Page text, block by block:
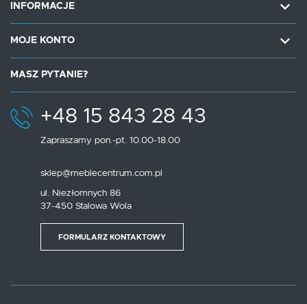
INFORMACJE
MOJE KONTO
MASZ PYTANIE?
+48 15 843 28 43
Zapraszamy pon.-pt. 10.00-18.00
sklep@meblecentrum.com.pl
ul. Niezłomnych 86
37-450 Stalowa Wola
FORMULARZ KONTAKTOWY